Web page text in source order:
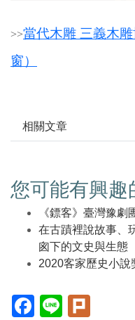
>>當代木雕 三義木
窗）
相關文章
您可能有興趣
《鏢客》臺灣豫
在古蹟裡說故事、
囪下的文史與生態
2020客家歷史小說
Facebook(另
開
Line(另
開